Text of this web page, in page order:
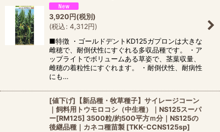
3,920円(税別)
(税込: 4,312円)
■特徴 ・ゴールドデントKD125ガプロンは大きな
雌穂で、耐倒伏性にすぐれる多収品種です。 ・ア
ップライトでボリュームある草姿で、茎葉収量、
雌穂の着粒性にすぐれます。 ・耐倒伏性、耐病性
にも…
[値下げ]【新品種・牧草種子】サイレージコーン
｜飼料用トウモロコシ（中生種）｜NS125スーパ
ー[RM125] 3500粒/約500平方ｍ分｜NS125の
後継品種｜カネコ種苗製 [TKK-CCNS125sp]